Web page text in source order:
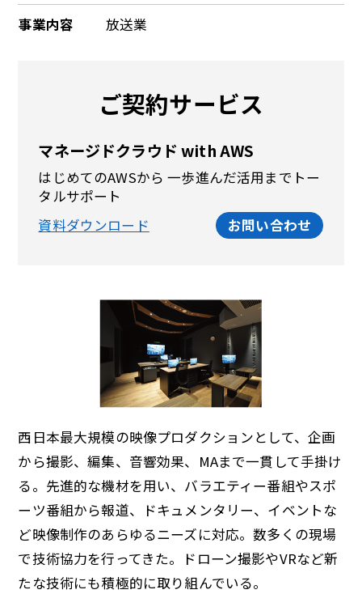
事業内容 放送業
ご契約サービス
マネージドクラウド with AWS
はじめてのAWSから 一歩進んだ活用までトー
タルサポート
資料ダウンロード
お問い合わせ
西日本最大規模の映像プロダクションとして、企画
から撮影、編集、音響効果、MAまで一貫して手掛け
る。先進的な機材を用い、バラエティー番組やスポ
ーツ番組から報道、ドキュメンタリー、イベントな
ど映像制作のあらゆるニーズに対応。数多くの現場
で技術協力を行ってきた。ドローン撮影やVRなど新
たな技術にも積極的に取り組んでいる。